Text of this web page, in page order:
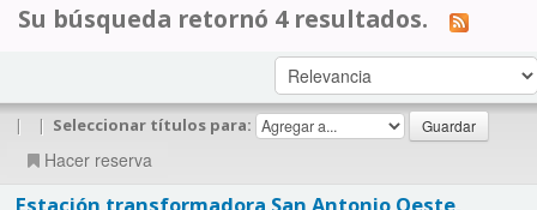
Su búsqueda retornó 4 resultados.
| | Seleccionar títulos para:
Hacer reserva